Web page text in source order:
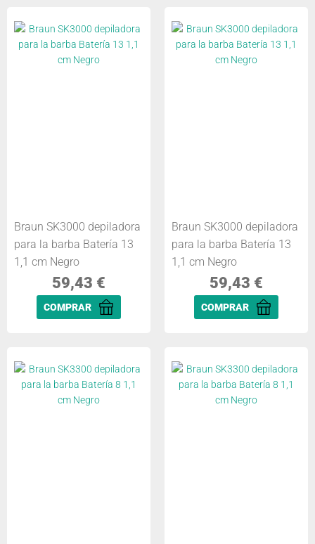
Braun SK3000 depiladora
para la barba Batería 13
1,1 cm Negro
59,43 €
COMPRAR
Braun SK3000 depiladora
para la barba Batería 13
1,1 cm Negro
59,43 €
COMPRAR